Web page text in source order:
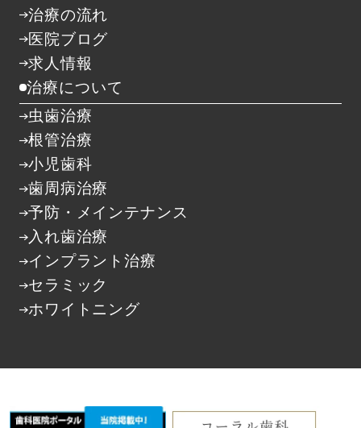
治療の流れ
医院ブログ
求人情報
治療について
虫歯治療
根管治療
小児歯科
歯周病治療
予防・メインテナンス
入れ歯治療
インプラント治療
セラミック
ホワイトニング